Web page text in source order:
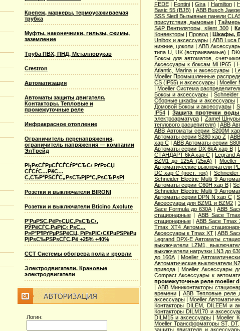
Крепеж, маркеры, термоусаживаемая
трубка
Муфты, наконечники, гильзы, сжимы,
заземление
Труба ПВХ, ПНД, Металлорукав
Crestron
Автоматизация
Автоматы защиты двигателя.
Контакторы. Тепловые и
промежуточные реле
Инфракрасное отопление
Ограничитель перенапряжения,
ограничитель напряжения — компании
ЭлТрейд
РђРєСЃРµСЃСЃСѓР°СЂС‹ РґР»СЏ
СЃСѓС…РёС…
С‚СЂР°РЅСЃС„РѕСЂРјР°С‚РѕСЂРѕРІ
Розетки и выключатели BIRONI
Розетки и выключатели Bticino Axolute
Р’РµРЅС‚РёР»СЏС‚РѕСЂС‹,
РЎРёСЃС‚РµРјС‹ РѕС…
Р»Р°Р¶РґРµРЅРёСЏ, РїРѕРІС‹С€РµРЅРёРµ
РјРѕС‰РЅРѕСЃС‚Рё +25% +40%
ССТ Системы обогрева пола и кровли
Электродвигатели. Крановые
электродвигатели
Логин:
FEDE| Fontini|Gira | Hamilton|
Basic 55 (BJB) | АВВ Busch
SSS Siedl Вызывные панели
присутствия, дымовые|
S&P Вентиляторы, silent 300|
Конвекторы|Провод |Шкафы,
Unibox и аксессуары| ABB Luca
нижние, цоколи | ABB
типа U, UK (встраиваемые) |
Боксы для автоматов,
Аксессуары к боксам Mi IP65 |
Atlantic, Marina и аксессуары|
Moeller Промышленные
CS (IP55) и аксессуары| Moeller
| Moeller Система
Боксы и аксессуары |
Сборные шкафы и аксессуары|
Домовой Боксы и аксессуары|
IP54|Защита протечки воды
электроарматура| Zamel
теплового расцепителя) | ABB
ABB Автоматы серии S200M
Автоматы серии S280 хар Z|
хар С|ABB Автоматы серии
Автоматы серии DX 6kA хар B|
СТАНДАРТ 6kA хар C | Legrand
BZM1 до 125А (25кА)
|Moeller
Автоматические выключатели
DC хар C (пост. ток) |
Schneider Electric Multi 9
Автоматы серии C60H хар B|
Schneider Electric Multi 9
Автоматы серии DPN N хар С|
Аксессуары для BZM1 и BZM2 |
Sace Formula до 630А|ABB
стационарные| ABB Sace
стационарные|ABB Sace Tmax
Tmax XT4 Автоматы
Аксессуары к Tmax XT| ABB
Legrand DPX-E Автоматы
выключатели LZM1,
выключатели нагрузки LN3 до
до 160А |Moeller
Автоматические выключатели
привода|Moeller Аксессуары
Compact Аксессуары к
промежуточные реле moeller
| ABB Миниконтакторы
времени|ABB Тепловые реле
аксессуары| Moeller
Контакторы DILEM, DILEEM и
Контакторы DILM170 и
DILM15 и аксессуары |Moeller
Moeller Трансформаторы ST,
защиты двигателя и